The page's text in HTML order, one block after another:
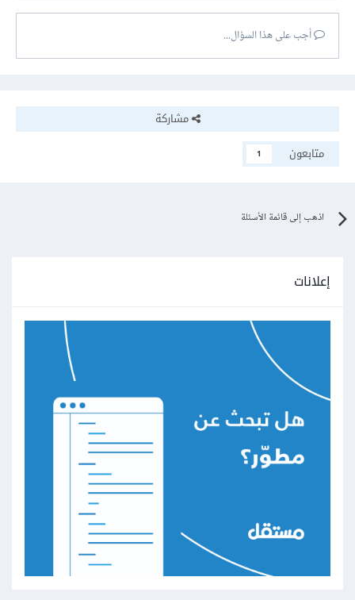
أجب على هذا السؤال...
مشاركة
متابعون
1
اذهب إلى قائمة الأسئلة
إعلانات